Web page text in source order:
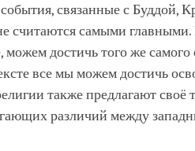
связанные с Буддой,
считаются самыми
достичь того же самого
все мы можем достичь
также предлагают своё
различий между